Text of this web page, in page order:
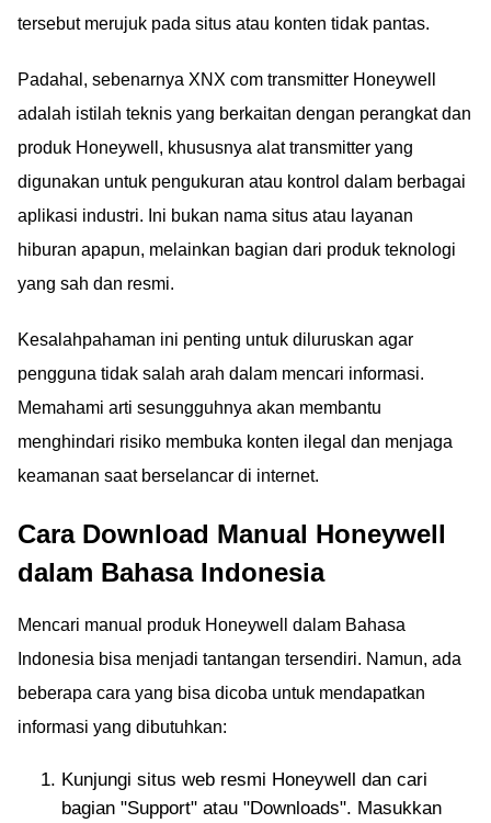
tersebut merujuk pada situs atau konten tidak pantas.
Padahal, sebenarnya XNX com transmitter Honeywell
adalah istilah teknis yang berkaitan dengan perangkat dan
produk Honeywell, khususnya alat transmitter yang
digunakan untuk pengukuran atau kontrol dalam berbagai
aplikasi industri. Ini bukan nama situs atau layanan
hiburan apapun, melainkan bagian dari produk teknologi
yang sah dan resmi.
Kesalahpahaman ini penting untuk diluruskan agar
pengguna tidak salah arah dalam mencari informasi.
Memahami arti sesungguhnya akan membantu
menghindari risiko membuka konten ilegal dan menjaga
keamanan saat berselancar di internet.
Cara Download Manual Honeywell
dalam Bahasa Indonesia
Mencari manual produk Honeywell dalam Bahasa
Indonesia bisa menjadi tantangan tersendiri. Namun, ada
beberapa cara yang bisa dicoba untuk mendapatkan
informasi yang dibutuhkan:
Kunjungi situs web resmi Honeywell dan cari
bagian "Support" atau "Downloads". Masukkan